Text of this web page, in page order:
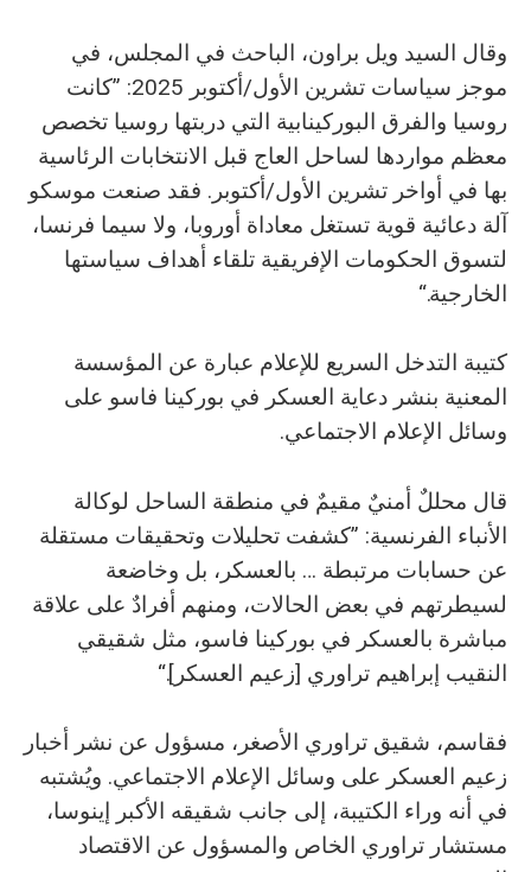
وقال السيد ويل براون، الباحث في المجلس، في
موجز سياسات تشرين الأول/أكتوبر 2025: ”كانت
روسيا والفرق البوركينابية التي دربتها روسيا تخصص
معظم مواردها لساحل العاج قبل الانتخابات الرئاسية
بها في أواخر تشرين الأول/أكتوبر. فقد صنعت موسكو
آلة دعائية قوية تستغل معاداة أوروبا، ولا سيما فرنسا،
لتسوق الحكومات الإفريقية تلقاء أهداف سياستها
الخارجية.“
كتيبة التدخل السريع للإعلام عبارة عن المؤسسة
المعنية بنشر دعاية العسكر في بوركينا فاسو على
وسائل الإعلام الاجتماعي.
قال محللٌ أمنيٌ مقيمٌ في منطقة الساحل لوكالة
الأنباء الفرنسية: ”كشفت تحليلات وتحقيقات مستقلة
عن حسابات مرتبطة … بالعسكر، بل وخاضعة
لسيطرتهم في بعض الحالات، ومنهم أفرادٌ على علاقة
مباشرة بالعسكر في بوركينا فاسو، مثل شقيقي
النقيب إبراهيم تراوري [زعيم العسكر].“
فقاسم، شقيق تراوري الأصغر، مسؤول عن نشر أخبار
زعيم العسكر على وسائل الإعلام الاجتماعي. ويُشتبه
في أنه وراء الكتيبة، إلى جانب شقيقه الأكبر إينوسا،
مستشار تراوري الخاص والمسؤول عن الاقتصاد